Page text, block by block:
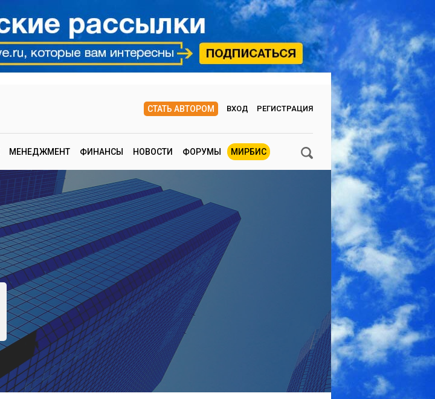
СТАТЬ АВТОРОМ ВХОД РЕГИСТРАЦИЯ
МЕНЕДЖМЕНТ ФИНАНСЫ НОВОСТИ ФОРУМЫ МИРБИС